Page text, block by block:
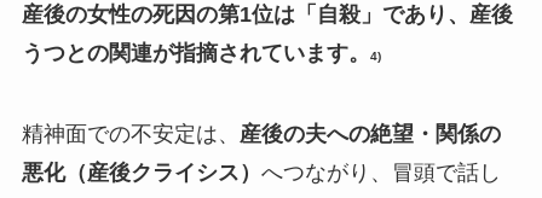
産後の女性の死因の第1位は「自殺」であり 、産後
うつとの関連が指摘されています。
4)
精神面での不安定は、 産後の夫への絶望・関係の
悪化（産後クライシス） へつながり、冒頭で話し